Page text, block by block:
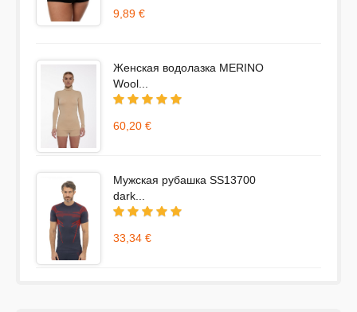
9,89 €
Женская водолазка MERINO
Wool...
60,20 €
Мужская рубашка SS13700
dark...
33,34 €